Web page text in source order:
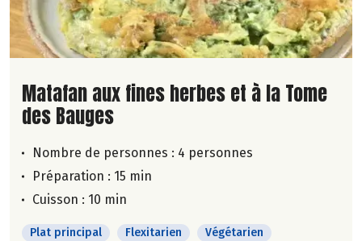
Lire la suite de la recette
Matafan aux fines herbes et à la Tome
des Bauges
Nombre de personnes : 4 personnes
Préparation : 15 min
Cuisson : 10 min
Plat principal Flexitarien
Végétarien